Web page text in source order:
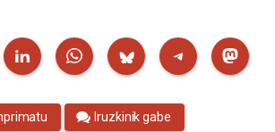
Iruzkinik gabe